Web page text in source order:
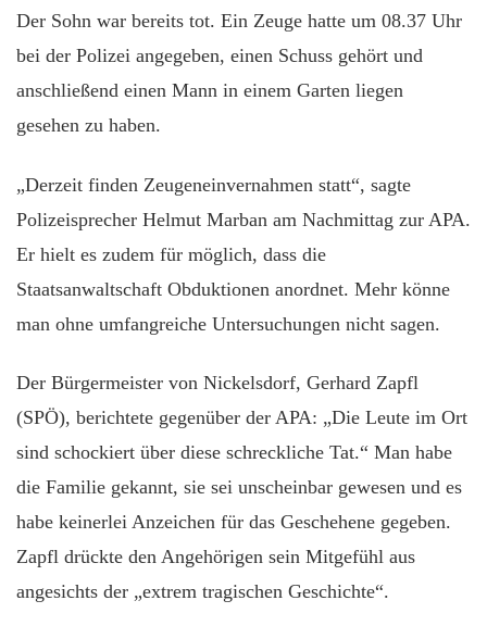
Der Sohn war bereits tot. Ein Zeuge hatte um 08.37 Uhr
bei der Polizei angegeben, einen Schuss gehört und
anschließend einen Mann in einem Garten liegen
gesehen zu haben.
„Derzeit finden Zeugeneinvernahmen statt“, sagte
Polizeisprecher Helmut Marban am Nachmittag zur APA.
Er hielt es zudem für möglich, dass die
Staatsanwaltschaft Obduktionen anordnet. Mehr könne
man ohne umfangreiche Untersuchungen nicht sagen.
Der Bürgermeister von Nickelsdorf, Gerhard Zapfl
(SPÖ), berichtete gegenüber der APA: „Die Leute im Ort
sind schockiert über diese schreckliche Tat.“ Man habe
die Familie gekannt, sie sei unscheinbar gewesen und es
habe keinerlei Anzeichen für das Geschehene gegeben.
Zapfl drückte den Angehörigen sein Mitgefühl aus
angesichts der „extrem tragischen Geschichte“.